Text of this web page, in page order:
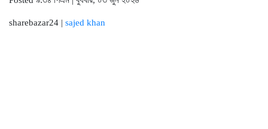
sharebazar24 | sajed khan